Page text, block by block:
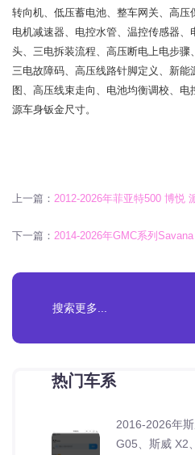
转向机、低压蓄电池、整车网关、高压
电机减速器、电控水管、温控传感器
头、三电拆装流程、高压断电上电步骤
三电故障码、高压线路针脚定义、新
图、高压线束走向、电池均衡调校、
源车身钣金尺寸。
上一篇： 2012-2026年菲亚特500 博悦
下一篇： 2014-2026年GMC系列
热门车系
2016-2026年
G05、斯威 X2